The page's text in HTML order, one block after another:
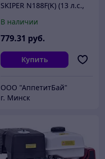
SKIPER N188F(K) (13 л.с.,
х60мм, шпонка 7мм)
В наличии
779.31 руб.
Купить
ООО "АппетитБай"
г. Минск